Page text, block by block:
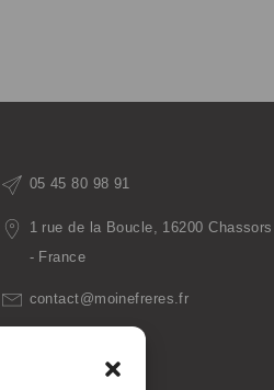
05 45 80 98 91
1 rue de la Boucle, 16200 Chassors
- France
contact@moinefreres.fr